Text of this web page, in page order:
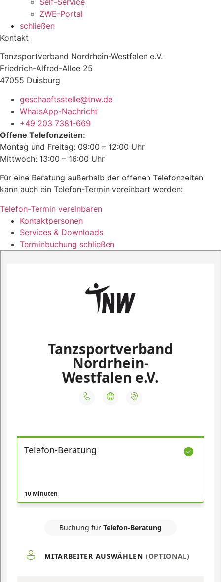
Self-Service
ZWE-Portal
schließen
Kontakt
Tanzsportverband Nordrhein-Westfalen e.V.
Friedrich-Alfred-Allee 25
47055 Duisburg
geschaeftsstelle@tnw.de
WhatsApp-Nachricht
+49 203 7381-669
Offene Telefonzeiten:
Montag und Freitag: 09:00 – 12:00 Uhr
Mittwoch: 13:00 – 16:00 Uhr
Für eine Beratung außerhalb der offenen Telefonzeiten
kann auch ein Telefon-Termin vereinbart werden:
Telefon-Termin vereinbaren
Kontaktpersonen
Services & Downloads
Terminbuchung schließen